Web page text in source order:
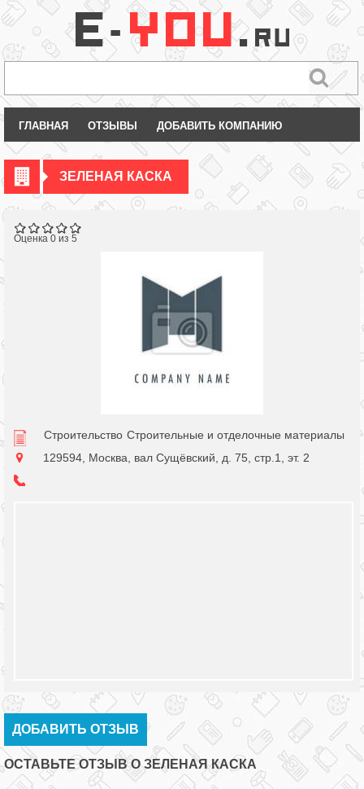
ГЛАВНАЯ ОТЗЫВЫ ДОБАВИТЬ КОМПАНИЮ
ЗЕЛЕНАЯ КАСКА
Оценка 0 из 5
Строительство Строительные и отделочные материалы
129594, Москва, вал Сущёвский, д. 75, стр.1, эт. 2
ДОБАВИТЬ ОТЗЫВ
ОСТАВЬТЕ ОТЗЫВ О ЗЕЛЕНАЯ КАСКА